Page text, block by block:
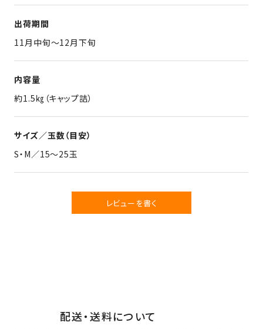
出荷期間
11月中旬～12月下旬
内容量
約1.5㎏（キャップ詰）
サイズ／玉数（目安）
S・M／15～25玉
レビューを書く
配送・送料について